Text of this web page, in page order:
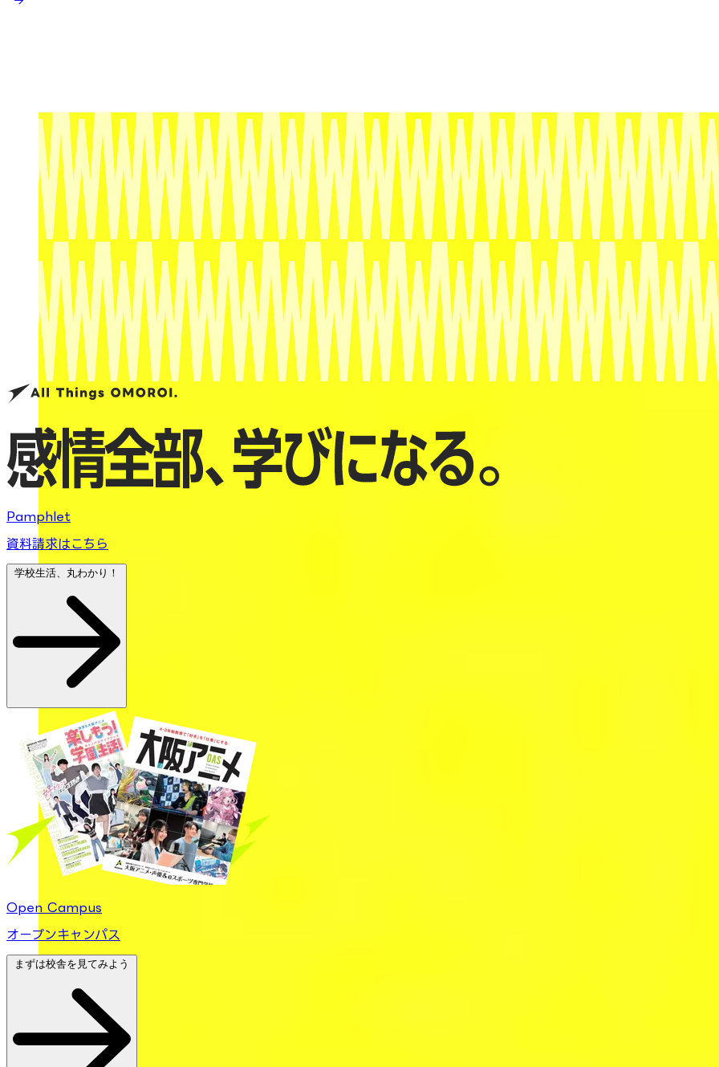
Pamphlet
資料請求はこちら
学校生活、丸わかり！
Open Campus
オープンキャンパス
まずは校舎を見てみよう